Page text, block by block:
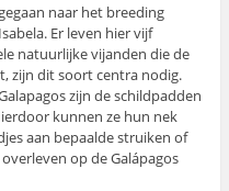
naar het breeding
Er leven hier vijf
natuurlijke vijanden die de
zijn dit soort centra nodig.
zijn de schildpadden
kunnen ze hun nek
aan bepaalde struiken of
op de Galápagos